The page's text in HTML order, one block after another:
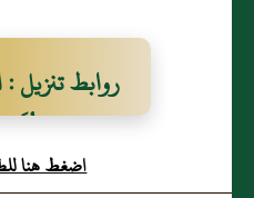
روابط تنزيل
عَاصِمِ بنِ
القِتْبَانِيُّ (س)
اضغط هنا